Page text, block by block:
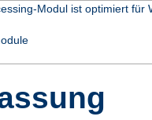
Modul ist optimiert für